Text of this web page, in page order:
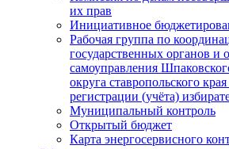
их прав
Инициативное
Рабочая группа по
государственных органов и
самоуправления
округа ставропольского
регистрации (учёта)
Муниципальный контроль
Открытый бюджет
Карта энергосервисного